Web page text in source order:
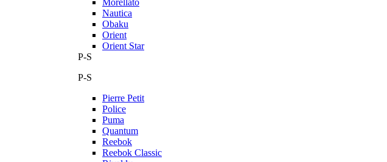
Morellato
Nautica
Obaku
Orient
Orient Star
P-S
P-S
Pierre Petit
Police
Puma
Quantum
Reebok
Reebok Classic